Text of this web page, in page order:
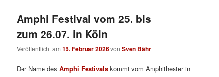
Amphi Festival vom 25. bis
zum 26.07. in Köln
Veröffentlicht am16. Februar 2026vonSven Bähr
Der Name desAmphi Festivals kommt vom Amphitheater in